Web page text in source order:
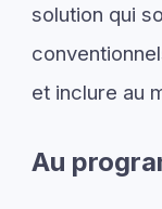
solution qui
et inclure au
Au